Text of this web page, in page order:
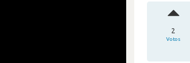
2
Votos